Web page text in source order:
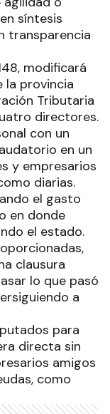
síntesis
transparencia
modificará
la provincia
Tributaria
directores.
con un
en un
y empresarios
diarias.
el gasto
en donde
el estado.
clausura
lo que pasó
a
para
directa sin
amigos
como